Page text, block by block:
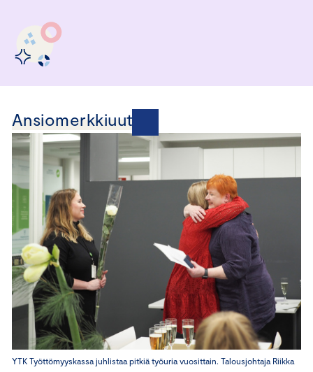
Ansiomerkkiuutisia
YTK Työttömyyskassa juhlistaa pitkiä työuria vuosittain. Talousjohtaja Riikka